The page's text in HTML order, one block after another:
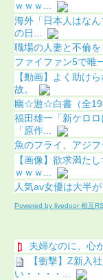
ｗｗｗ...
海外「日本人はな
の日...
職場の人妻と不倫を
ファイファン5で唯
【動画】よく助け
故。
幽☆遊☆白書（全19
福田雄一「新ケロ
「原作...
魚のフライ、アジ
【画像】欲求満た
ｗｗｗ...
人気av女優は大半
Powered by livedoor 相互
夫婦なのに、心
【衝撃】Z新入
い・・・・...